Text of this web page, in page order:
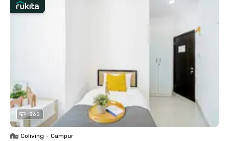
360
Coliving • Campur